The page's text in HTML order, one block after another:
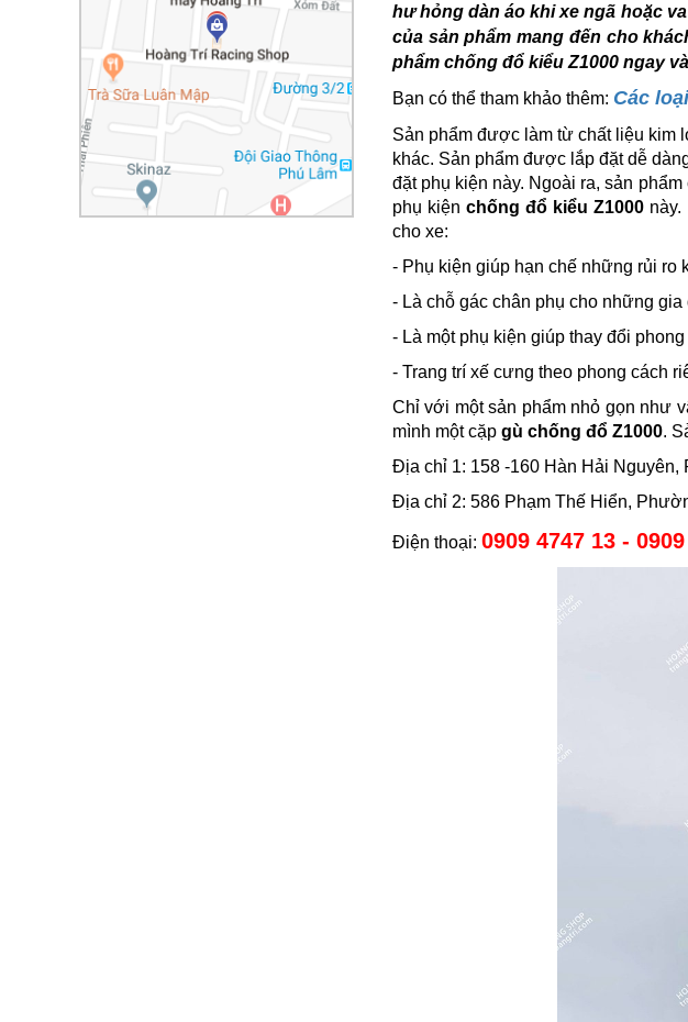
hư hỏng dàn áo khi xe ngã hoặc
của sản phẩm mang đến cho
phẩm chống đổ kiểu Z1000 ngay
Bạn có thể tham khảo thêm: Các
Sản phẩm được làm từ chất liệu kim
khác. Sản phẩm được lắp đặt dễ
đặt phụ kiện này. Ngoài ra, sản
phụ kiệnchống đổ kiểu Z1000
cho xe:
- Phụ kiện giúp hạn chế những rủi ro
- Là chỗ gác chân phụ cho những gia
- Là một phụ kiện giúp thay đổi
- Trang trí xế cưng theo phong cách
Chỉ với một sản phẩm nhỏ gọn như
mình một cặp gù chống đổ Z1000.
Địa chỉ 1: 158 -160 Hàn Hải Nguyên,
Địa chỉ 2: 586 Phạm Thế Hiển,
Điện thoại: 0909 4747 13 -